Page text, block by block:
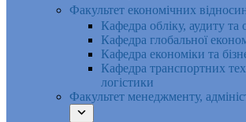
Факультет економічних
Кафедра обліку, аудиту та
Кафедра глобальної
Кафедра економіки та
Кафедра транспортних
логістики
Факультет менеджменту,